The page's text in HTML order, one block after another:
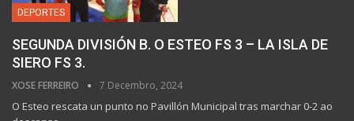
DEPORTES
SEGUNDA DIVISIÓN B. O ESTEO FS 3 – LA ISLA DE
SIERO FS 3.
XOSE FERREIRO 7 Decembro, 2024
O Esteo rescata un punto no Pavillón Municipal tras marchar 0-2 ao